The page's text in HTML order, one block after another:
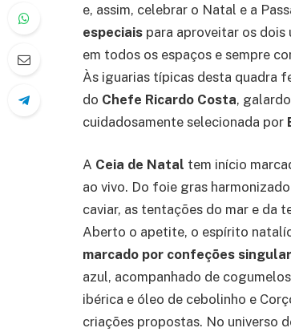
e, assim, celebrar o Natal e a
especiais para aproveitar os dois
em todos os espaços e sempre
Às iguarias típicas desta quadra
do Chefe Ricardo Costa,
cuidadosamente selecionada por
A Ceia de Natal tem início
ao vivo. Do foie gras
caviar, as tentações do mar e da
Aberto o apetite, o espírito
marcado por confeções
azul, acompanhado de
ibérica e óleo de cebolinho e
criações propostas. No universo